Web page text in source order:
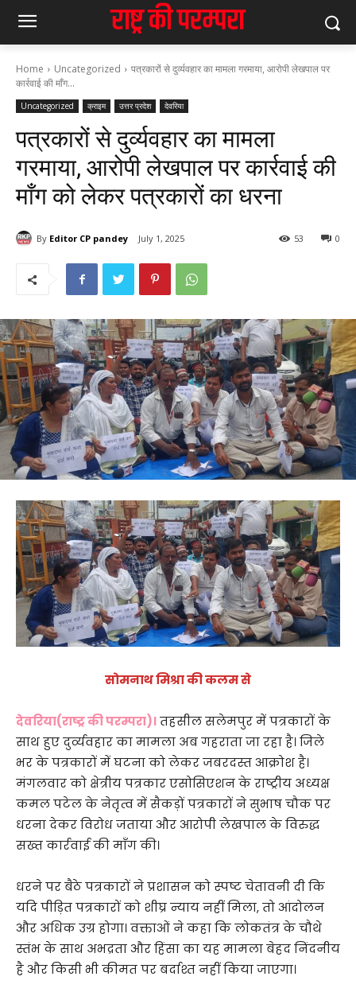
Home Uncategorized
पत्रकारों से दुर्व्यवहार का मामला गरमाया, आरोपी लेखपाल पर
कार्रवाई की माँग...
Uncategorized क्राइम उत्तर प्रदेश देवरिया
पत्रकारों से दुर्व्यवहार का मामला
गरमाया, आरोपी लेखपाल पर कार्रवाई की
माँग को लेकर पत्रकारों का धरना
By Editor CP pandey July 1, 2025 0
53
सोमनाथ मिश्रा की कलम से
देवरिया(राष्ट्र की परम्परा)।तहसील सलेमपुर में पत्रकारों के
साथ हुए दुर्व्यवहार का मामला अब गहराता जा रहा है। जिले
भर के पत्रकारों में घटना को लेकर जबरदस्त आक्रोश है।
मंगलवार को क्षेत्रीय पत्रकार एसोसिएशन के राष्ट्रीय अध्यक्ष
कमल पटेल के नेतृत्व में सैकड़ों पत्रकारों ने सुभाष चौक पर
धरना देकर विरोध जताया और आरोपी लेखपाल के विरुद्ध
सख्त कार्रवाई की माँग की।
धरने पर बैठे पत्रकारों ने प्रशासन को स्पष्ट चेतावनी दी कि
यदि पीड़ित पत्रकारों को शीघ्र न्याय नहीं मिला, तो आंदोलन
और अधिक उग्र होगा। वक्ताओं ने कहा कि लोकतंत्र के चौथे
स्तंभ के साथ अभद्रता और हिंसा का यह मामला बेहद निंदनीय
है और किसी भी कीमत पर बर्दाश्त नहीं किया जाएगा।